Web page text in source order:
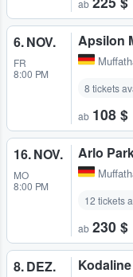
ab
6. NOV.
FR
8:00 PM
Apsilon
8 tickets
ab 108 $
16. NOV.
MO
8:00 PM
Arlo
12 tickets
ab 230 $
8. DEZ.